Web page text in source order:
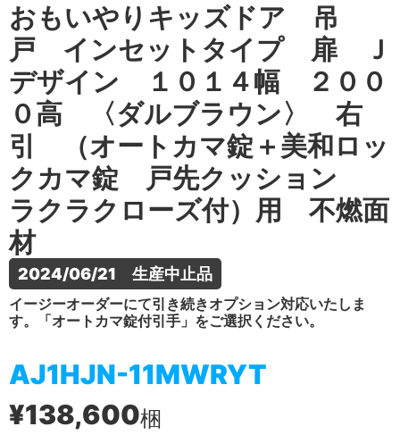
おもいやりキッズドア 吊
戸 インセットタイプ 扉 Ｊ
デザイン １０１４幅 ２００
０高 〈ダルブラウン〉 右
引 （オートカマ錠＋美和ロッ
クカマ錠 戸先クッション
ラクラクローズ付）用 不燃面
材
2024/06/21　生産中止品
イージーオーダーにて引き続きオプション対応いたしま
す。「オートカマ錠付引手」をご選択ください。
AJ1HJN-11MWRYT
¥138,600梱